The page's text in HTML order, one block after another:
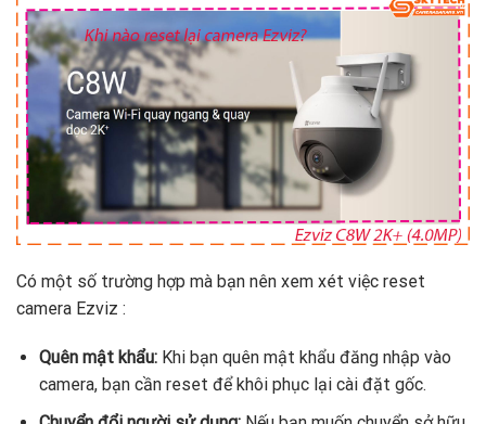
Có một số trường hợp mà bạn nên xem xét việc reset
camera Ezviz :
Quên mật khẩu:Khi bạn quên mật khẩu đăng nhập vào
camera, bạn cần reset để khôi phục lại cài đặt gốc.